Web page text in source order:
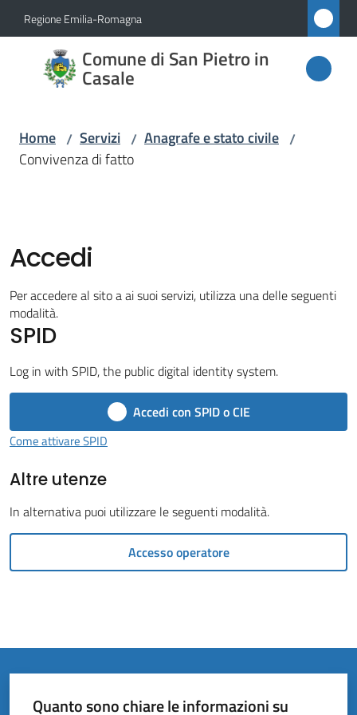
Vai al contenuto
Vai alla navigazione
Vai al footer
Regione Emilia-Romagna
Comune di San Pietro in
Casale
Comune
di San
Casale
Novità
Servizi
Menu selezionato
il
Amministrazione
Trasparente
Tutti
Home / Servizi / Anagrafe e stato civile /
Convivenza di fatto
Accedi
Per accedere al sito a ai suoi servizi, utilizza una delle seguenti
modalità.
SPID
Log in with SPID, the public digital identity system.
Accedi con SPID o CIE
Come attivare SPID
Altre utenze
In alternativa puoi utilizzare le seguenti modalità.
Accesso operatore
Quanto sono chiare le informazioni su